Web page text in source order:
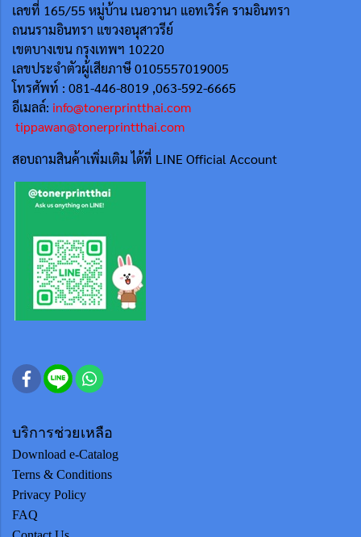
เลขที่ 165/55 หมู่บ้าน เนอวานา แอทเวิร์ค รามอินทรา
ถนนรามอินทรา แขวงอนุสาวรีย์
เขตบางเขน กรุงเทพฯ 10220
เลขประจำตัวผู้เสียภาษี 0105557019005
โทรศัพท์ : 081-446-8019 ,063-592-6665
อีเมลล์: info@tonerprintthai.com
tippawan@tonerprintthai.com
สอบถามสินค้าเพิ่มเติม ได้ที่ LINE Official Account
บริการช่วยเหลือ
Download e-Catalog
Terns & Conditions
Privacy Policy
FAQ